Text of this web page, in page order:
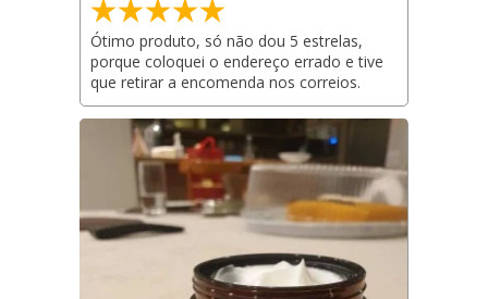
Ótimo produto, só não dou 5 estrelas,
porque coloquei o endereço errado e tive
que retirar a encomenda nos correios.